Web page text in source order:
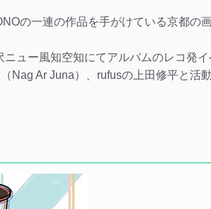
の一連の作品を手がけている京都の
ュー風知空知にてアルバムのレコ発イ
Nag Ar Juna）、rufusの上田修平と活